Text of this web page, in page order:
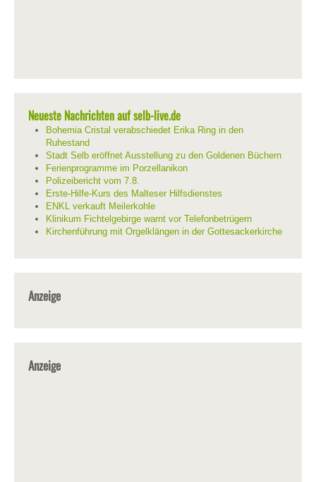
Neueste Nachrichten auf selb-live.de
Bohemia Cristal verabschiedet Erika Ring in den
Ruhestand
Stadt Selb eröffnet Ausstellung zu den Goldenen Büchern
Ferienprogramme im Porzellanikon
Polizeibericht vom 7.8.
Erste-Hilfe-Kurs des Malteser Hilfsdienstes
ENKL verkauft Meilerkohle
Klinikum Fichtelgebirge warnt vor Telefonbetrügern
Kirchenführung mit Orgelklängen in der Gottesackerkirche
Anzeige
Anzeige